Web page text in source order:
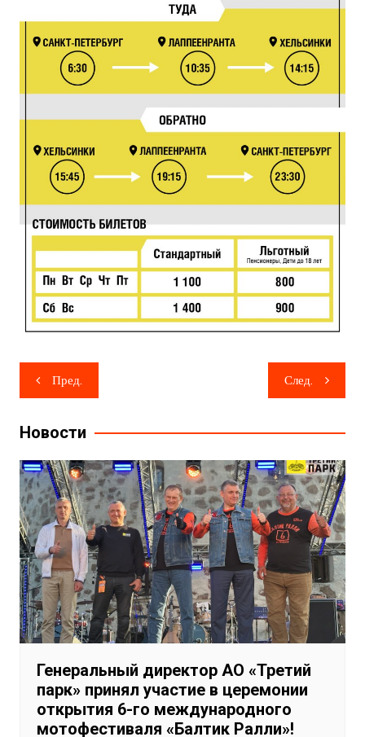
Навигация
по
записям
Пред. След.
Новости
Генеральный директор АО «Третий
парк» принял участие в церемонии
открытия 6-го международного
мотофестиваля «Балтик Ралли»!